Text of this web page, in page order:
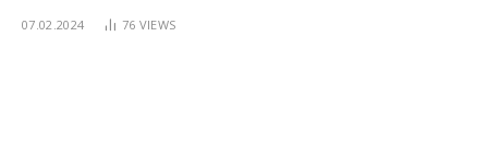
07.02.2024 76 VIEWS